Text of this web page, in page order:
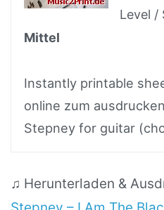
Level /
Mittel
Instantly printable
online zum
Stepney for guitar
♫ Herunterladen &